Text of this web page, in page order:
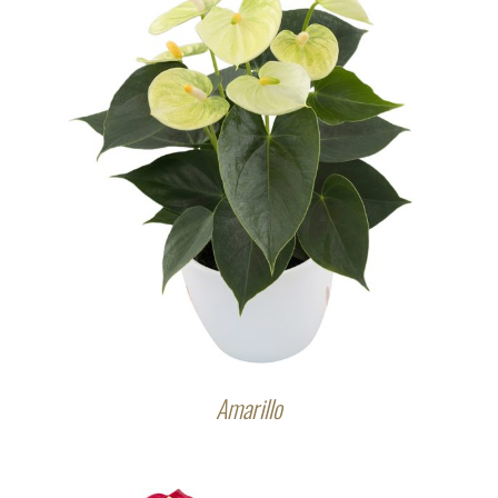
Amarillo